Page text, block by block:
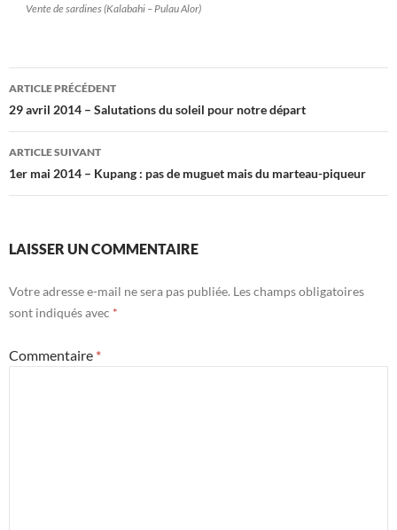
Vente de sardines (Kalabahi – Pulau Alor)
Navigation
des
articles
ARTICLE PRÉCÉDENT
29 avril 2014 – Salutations du soleil pour notre départ
ARTICLE SUIVANT
1er mai 2014 – Kupang : pas de muguet mais du marteau-piqueur
LAISSER UN COMMENTAIRE
Votre adresse e-mail ne sera pas publiée. Les champs obligatoires
sont indiqués avec *
Commentaire *